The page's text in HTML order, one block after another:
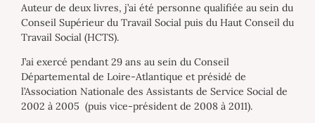
Auteur de deux livres, j’ai été personne qualifiée au sein du
Conseil Supérieur du Travail Social puis du Haut Conseil du
Travail Social (HCTS).
J’ai exercé pendant 29 ans au sein du Conseil
Départemental de Loire-Atlantique et présidé de
l’Association Nationale des Assistants de Service Social de
2002 à 2005 (puis vice-président de 2008 à 2011).